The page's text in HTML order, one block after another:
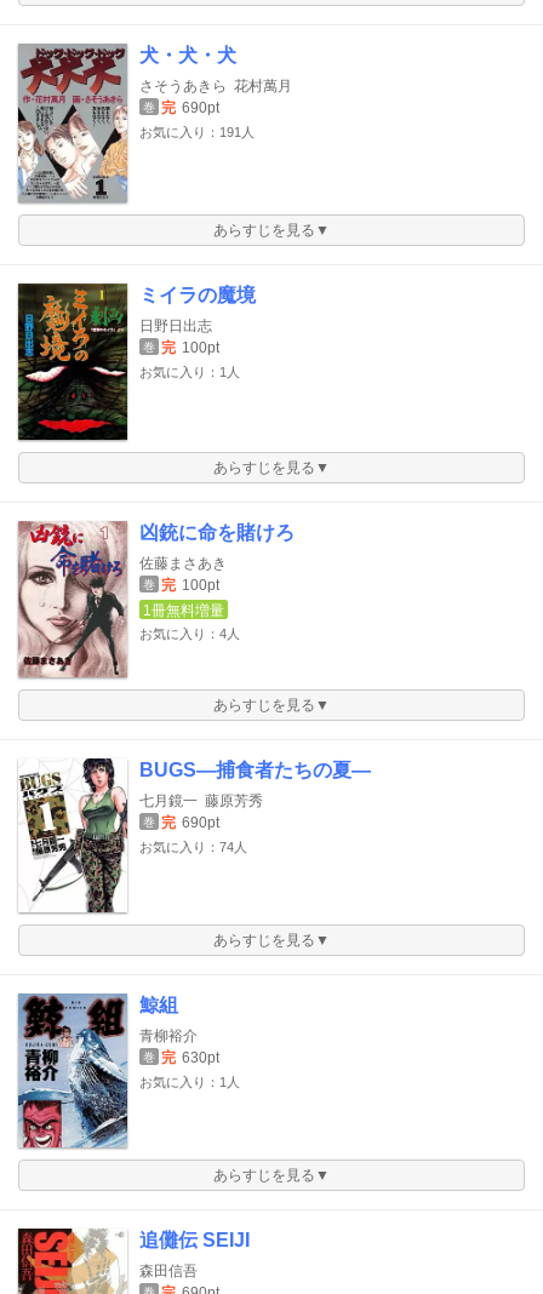
犬・犬・犬
さそうあきら 花村萬月
巻 完 690pt
お気に入り：191人
あらすじを見る▼
ミイラの魔境
日野日出志
巻 完 100pt
お気に入り：1人
あらすじを見る▼
凶銃に命を賭けろ
佐藤まさあき
巻 完 100pt
1冊無料増量
お気に入り：4人
あらすじを見る▼
BUGS―捕食者たちの夏―
七月鏡一 藤原芳秀
巻 完 690pt
お気に入り：74人
あらすじを見る▼
鯨組
青柳裕介
巻 完 630pt
お気に入り：1人
あらすじを見る▼
追儺伝 SEIJI
森田信吾